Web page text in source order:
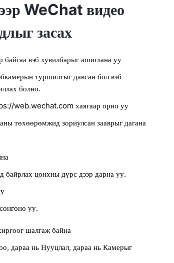
WeChat видео
засах
вэб хувилбарыг ашиглана уу
туршилтыг давсан бол вэб
болно.
web.wechat.com хаягаар орно уу
төхөөрөмжид зориулсан зааврыг дагана
байрлах цонхны дүрс дээр дарна уу.
уу.
шалгаж байна
дараа нь Нууцлал, дараа нь Камерыг